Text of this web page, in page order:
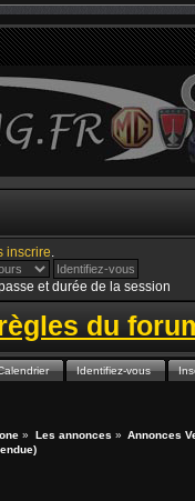
inscrire
et durée de la session
du
Identifiez-vous
» Les annonces » Annonces